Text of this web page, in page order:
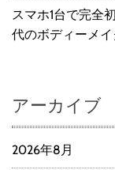
スマホ1台で完全
代のボディーメイ
アーカイブ
2026年8月